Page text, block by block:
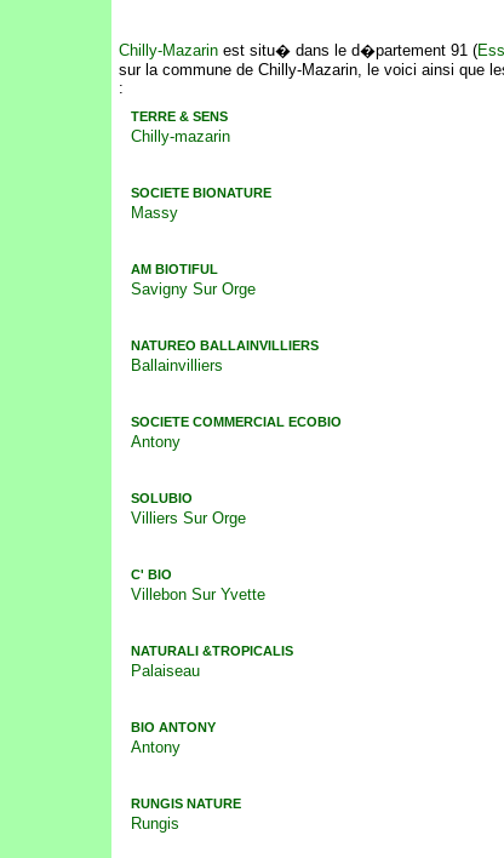
Chilly-Mazarin est situ� dans le d�partement 91 (
sur la commune de Chilly-Mazarin, le voici ainsi que
:
TERRE & SENS
Chilly-mazarin
SOCIETE BIONATURE
Massy
AM BIOTIFUL
Savigny Sur Orge
NATUREO BALLAINVILLIERS
Ballainvilliers
SOCIETE COMMERCIAL ECOBIO
Antony
SOLUBIO
Villiers Sur Orge
C' BIO
Villebon Sur Yvette
NATURALI &TROPICALIS
Palaiseau
BIO ANTONY
Antony
RUNGIS NATURE
Rungis